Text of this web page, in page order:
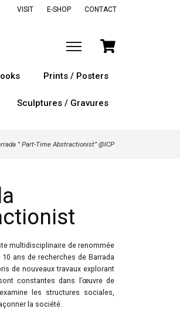
VISIT E-SHOP CONTACT
Prints / Posters
Sculptures / Gravures
” Part-Time Abstractionist” @ICP
multidisciplinaire de renommée
ans de recherches de Barrada
de nouveaux travaux explorant
constantes dans l’œuvre de
les structures sociales,
la société.